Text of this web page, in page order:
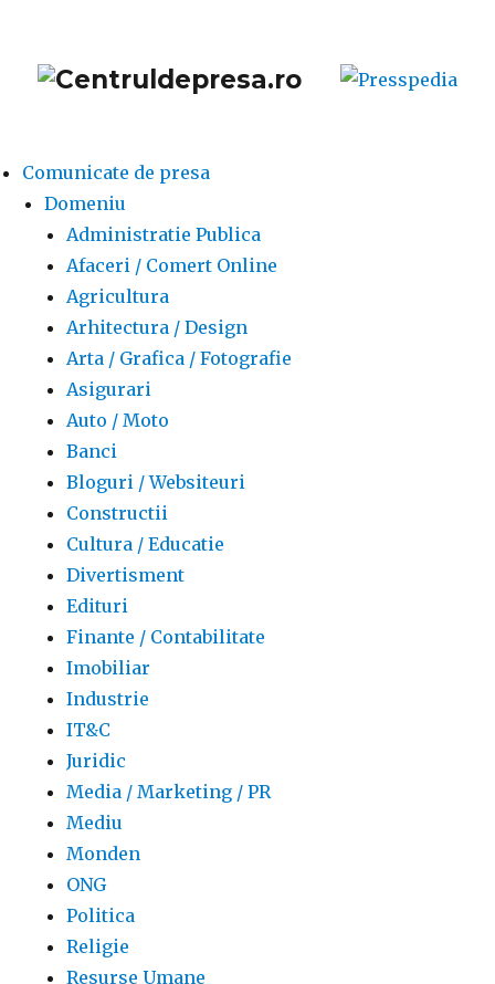
Comunicate de presa
Domeniu
Administratie Publica
Afaceri / Comert Online
Agricultura
Arhitectura / Design
Arta / Grafica / Fotografie
Asigurari
Auto / Moto
Banci
Bloguri / Websiteuri
Constructii
Cultura / Educatie
Divertisment
Edituri
Finante / Contabilitate
Imobiliar
Industrie
IT&C
Juridic
Media / Marketing / PR
Mediu
Monden
ONG
Politica
Religie
Resurse Umane